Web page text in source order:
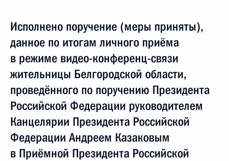
Исполнено поручение (меры приняты),
данное по итогам личного приёма
в режиме видео-конференц-связи
жительницы Белгородской области,
проведённого по поручению Президента
Российской Федерации руководителем
Канцелярии Президента Российской
Федерации Андреем Казаковым
в Приёмной Президента Российской